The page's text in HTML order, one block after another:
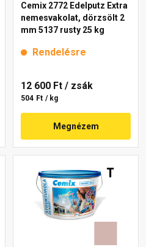
Cemix 2772 Edelputz Extra
nemesvakolat, dörzsölt 2
mm 5137 rusty 25 kg
Rendelésre
12 600 Ft / zsák
504 Ft / kg
Megnézem